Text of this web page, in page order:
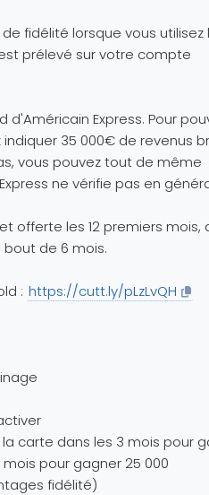
fidélité lorsque vous utilisez
prélevé sur votre compte
Express. Pour
35 000€ de revenus
vous pouvez tout de même
ne vérifie pas en
offerte les 12 premiers mois,
de 6 mois.
: https://cutt.ly/pLzLvQH
carte dans les 3 mois pour
pour gagner 25 000
fidélité)